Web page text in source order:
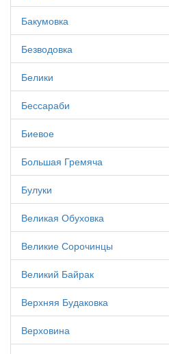
Бакумовка
Безводовка
Белики
Бессараби
Биевое
Большая Гремяча
Булуки
Великая Обуховка
Великие Сорочинцы
Великий Байрак
Верхняя Будаковка
Верховина